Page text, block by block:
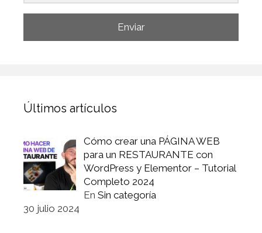
Enviar
Últimos artículos
Cómo crear una PÁGINA WEB
para un RESTAURANTE con
WordPress y Elementor – Tutorial
Completo 2024
En Sin categoría
30 julio 2024